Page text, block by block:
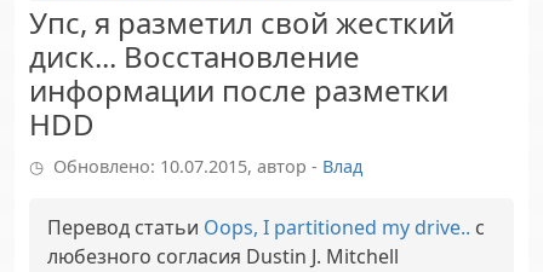
Упс, я разметил свой жесткий
диск... Восстановление
информации после разметки
HDD
Обновлено: 10.07.2015, автор - Влад
Перевод статьи Oops, I partitioned my drive.. с
любезного согласия Dustin J. Mitchell